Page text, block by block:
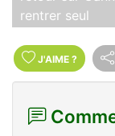
rentrer seul
J'AIME ?